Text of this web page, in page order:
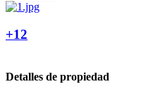
+12
Detalles de propiedad